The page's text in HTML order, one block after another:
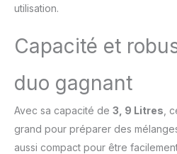
utilisation.
Capacité et
duo gagnant
Avec sa capacité de 3, 9 Litres ,
grand pour préparer des
aussi compact pour être